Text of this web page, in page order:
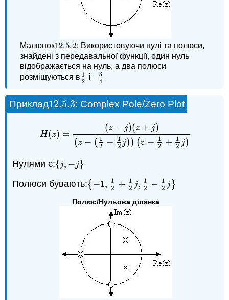
Малюнок12.5.2
12.5.2: Використовуючи нулі та полюси,
знайдені з передавальної функції, один нуль
відображається на нуль, а два полюси
розміщуються в 1
2
12і− 3
4
−34
Приклад12.5.3
12.5.3: Complex Pole/Zero Plot
H(z) =
(z − j)(z + j)
(z − ( 1
2 −
1
2 j)) (z − 1
2 + 1
2 j)
H(z)= (z −j)(z+j)(z−(12−12j))(z−12+12j
Нулями є:{ j, −j}
{j ,−j}
Полюси бувають:{ −1, 1
2 + 1
2 j, 1
2 − 1
2 j}
{ −1,1 2+1 2j, 12− 12 j}
Полюс/Нульова ділянка